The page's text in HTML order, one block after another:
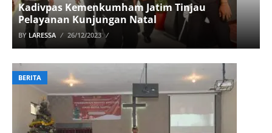
Kadivpas Kemenkumham Jatim Tinjau
Pelayanan Kunjungan Natal
BY LARESSA 26/12/2023
BERITA